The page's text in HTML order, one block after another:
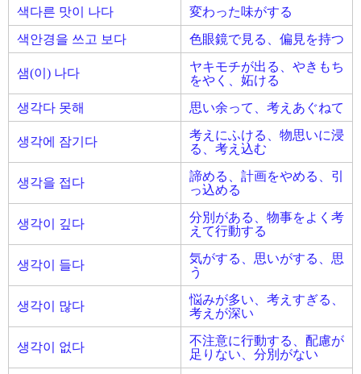
색다른 맛이 나다
変わった味がする
색안경을 쓰고 보다
色眼鏡で見る、偏見を持つ
샘(이) 나다
ヤキモチが出る、やきもち
をやく、妬ける
생각다 못해
思い余って、考えあぐねて
생각에 잠기다
考えにふける、物思いに浸
る、考え込む
생각을 접다
諦める、計画をやめる、引
っ込める
생각이 깊다
分別がある、物事をよく考
えて行動する
생각이 들다
気がする、思いがする、思
う
생각이 많다
悩みが多い、考えすぎる、
考えが深い
생각이 없다
不注意に行動する、配慮が
足りない、分別がない